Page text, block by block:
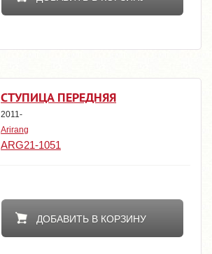
СТУПИЦА ПЕРЕДНЯЯ
2011-
Arirang
ARG21-1051
ДОБАВИТЬ В КОРЗИНУ